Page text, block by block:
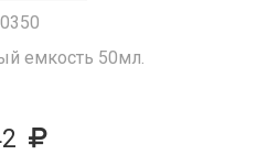
емкость 50мл.